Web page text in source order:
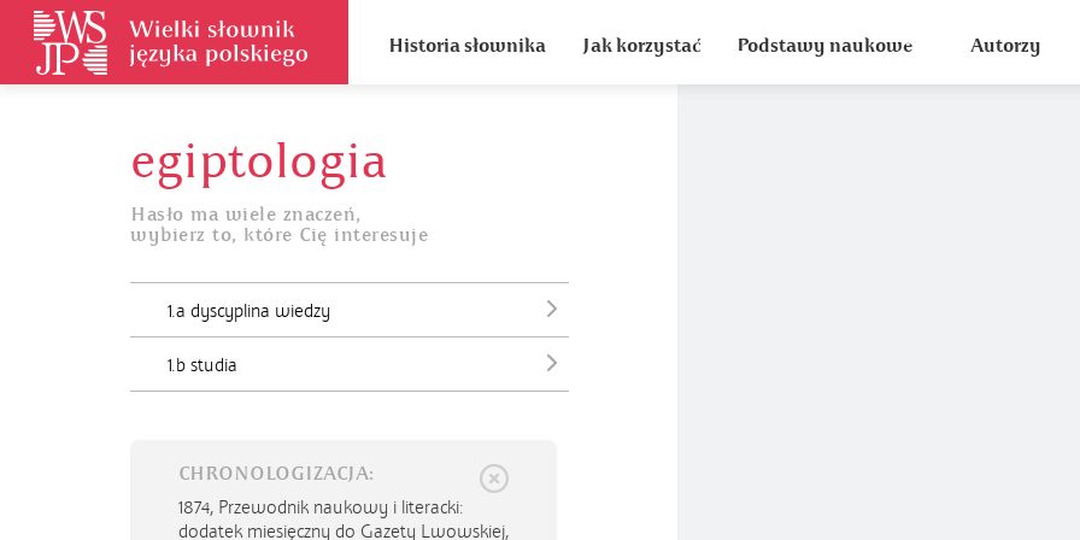
Historia słownika Jak korzystać Podstawy naukowe Autorzy
egiptologia
Hasło ma wiele znaczeń,
wybierz to, które Cię interesuje
1.a dyscyplina wiedzy
1.b studia
CHRONOLOGIZACJA:
1874, Przewodnik naukowy i literacki:
dodatek miesięczny do Gazety Lwowskiej,